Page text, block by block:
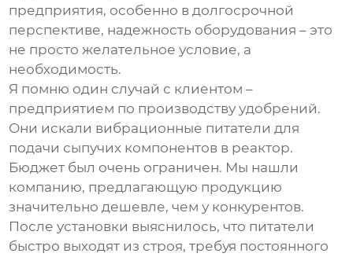
предприятия, особенно в долгосрочной
перспективе, надежность оборудования – это
не просто желательное условие, а
необходимость.
Я помню один случай с клиентом –
предприятием по производству удобрений.
Они искали вибрационные питатели для
подачи сыпучих компонентов в реактор.
Бюджет был очень ограничен. Мы нашли
компанию, предлагающую продукцию
значительно дешевле, чем у конкурентов.
После установки выяснилось, что питатели
быстро выходят из строя, требуя постоянного